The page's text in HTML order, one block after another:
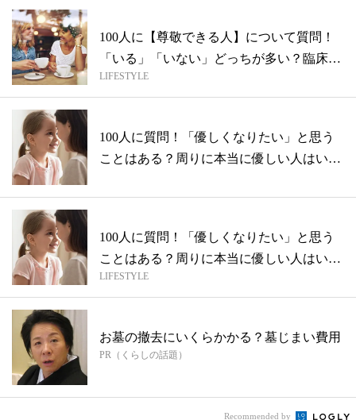
100人に【尊敬できる人】について質問！
「いる」「いない」どっちが多い？臨床心
理...
LIFESTYLE
100人に質問！「優しくなりたい」と思う
ことはある？周りに本当に優しい人はい
100人に質問！「優しくなりたい」と思う
ことはある？周りに本当に優しい人はい
る？...
LIFESTYLE
お墓の撤去にいくらかかる？墓じまい費用
PR（くらしの話題）
Recommended by